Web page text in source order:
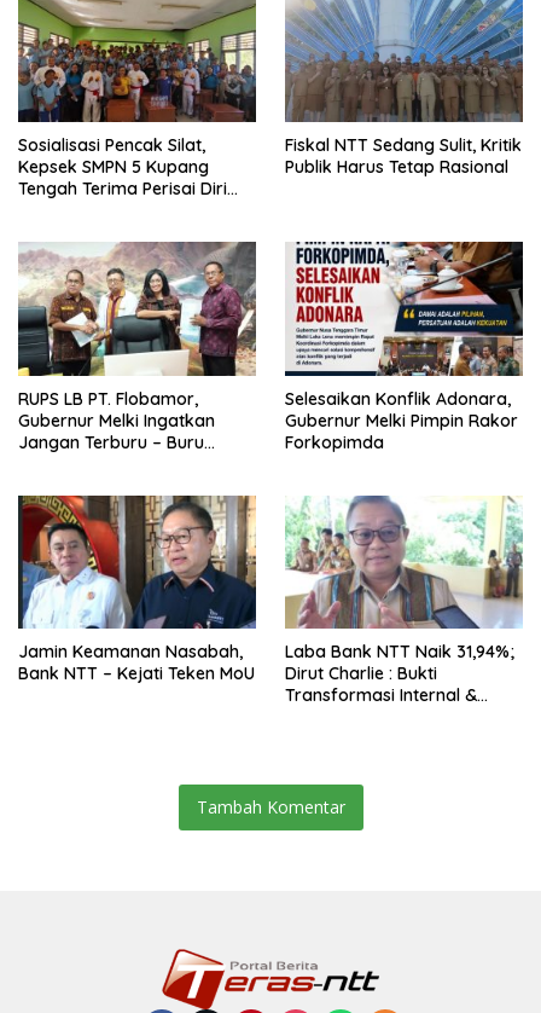
Sosialisasi Pencak Silat,
Kepsek SMPN 5 Kupang
Tengah Terima Perisai Diri
Fiskal NTT Sedang Sulit, Kritik
Publik Harus Tetap Rasional
RUPS LB PT. Flobamor,
Gubernur Melki Ingatkan
Jangan Terburu – Buru
Selesaikan Konflik Adonara,
Gubernur Melki Pimpin Rakor
Forkopimda
Jamin Keamanan Nasabah,
Bank NTT – Kejati Teken MoU
Laba Bank NTT Naik 31,94%;
Dirut Charlie : Bukti
Transformasi Internal &
Tambah Komentar